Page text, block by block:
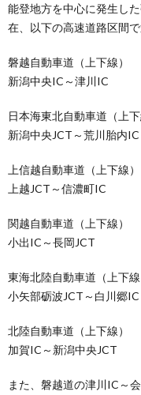
能登地方を中心に発生し
在、以下の高速道路区間
磐越自動車道（上下線）
新潟中央IC～津川IC
日本海東北自動車道（上下
新潟中央JCT～荒川胎内IC
上信越自動車道（上下線）
上越JCT～信濃町IC
関越自動車道（上下線）
小出IC～長岡JCT
東海北陸自動車道（上下線
小矢部砺波JCT～白川郷IC
北陸自動車道（上下線）
加賀IC～新潟中央JCT
また、磐越道の津川IC～